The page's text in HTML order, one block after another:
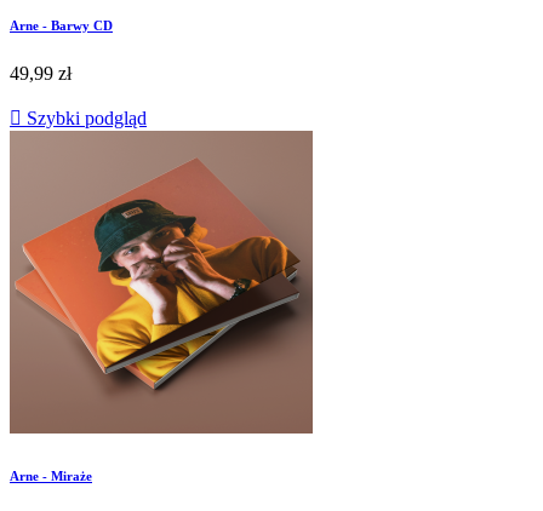
Arne - Barwy CD
49,99 zł
 Szybki podgląd
Arne - Miraże